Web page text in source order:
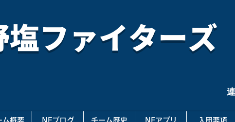
塩ファイターズ
ム概要 NFブログ チーム歴史 NFアプリ 入団要項